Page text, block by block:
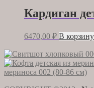
Кардиган
6470,00 ₽ В корзину
мериноса 002 (80-86 см)